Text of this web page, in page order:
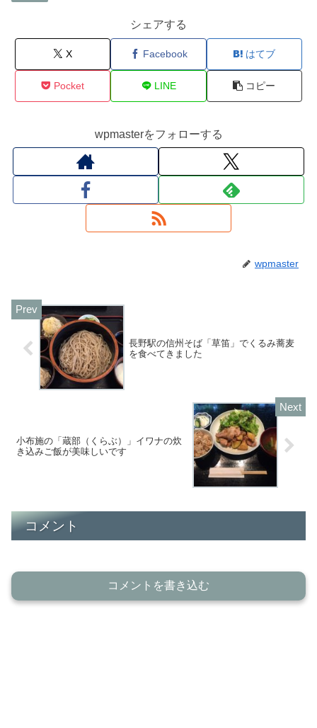
シェアする
X Facebook はてブ
Pocket LINE コピー
wpmasterをフォローする
wpmaster
長野駅の信州そば「草笛」でくるみ蕎麦
を食べてきました
小布施の「蔵部（くらぶ）」イワナの炊
き込みご飯が美味しいです
コメント
コメントを書き込む